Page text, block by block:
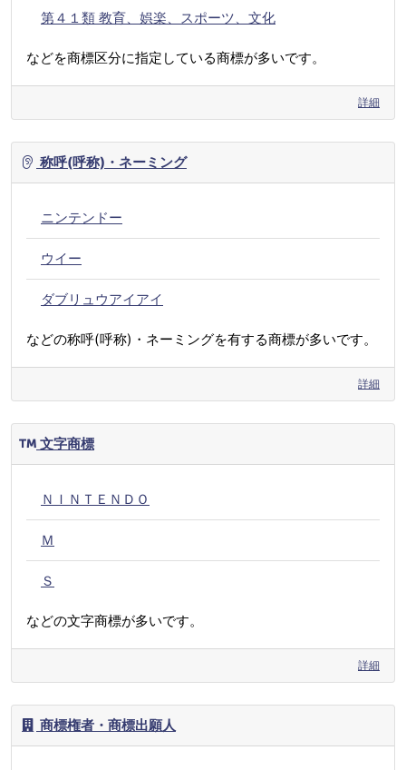
第４１類 教育、娯楽、スポーツ、文化
などを商標区分に指定している商標が多いです。
詳細
称呼(呼称)・ネーミング
ニンテンドー
ウイー
ダブリュウアイアイ
などの称呼(呼称)・ネーミングを有する商標が多いです。
詳細
文字商標
ＮＩＮＴＥＮＤＯ
Ｍ
Ｓ
などの文字商標が多いです。
詳細
商標権者・商標出願人